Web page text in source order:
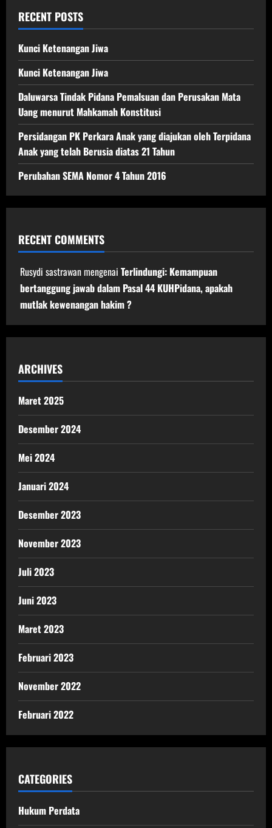
RECENT POSTS
Kunci Ketenangan Jiwa
Kunci Ketenangan Jiwa
Daluwarsa Tindak Pidana Pemalsuan dan Perusakan Mata
Uang menurut Mahkamah Konstitusi
Persidangan PK Perkara Anak yang diajukan oleh Terpidana
Anak yang telah Berusia diatas 21 Tahun
Perubahan SEMA Nomor 4 Tahun 2016
RECENT COMMENTS
Rusydi sastrawanmengenai Terlindungi: Kemampuan
bertanggung jawab dalam Pasal 44 KUHPidana, apakah
mutlak kewenangan hakim ?
ARCHIVES
Maret 2025
Desember 2024
Mei 2024
Januari 2024
Desember 2023
November 2023
Juli 2023
Juni 2023
Maret 2023
Februari 2023
November 2022
Februari 2022
CATEGORIES
Hukum Perdata